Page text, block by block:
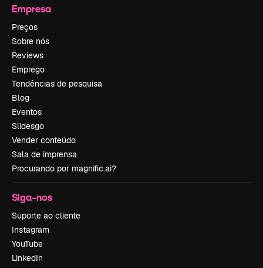
Empresa
Preços
Sobre nós
Reviews
Emprego
Tendências de pesquisa
Blog
Eventos
Slidesgo
Vender conteúdo
Sala de imprensa
Procurando por magnific.ai?
Siga-nos
Suporte ao cliente
Instagram
YouTube
LinkedIn